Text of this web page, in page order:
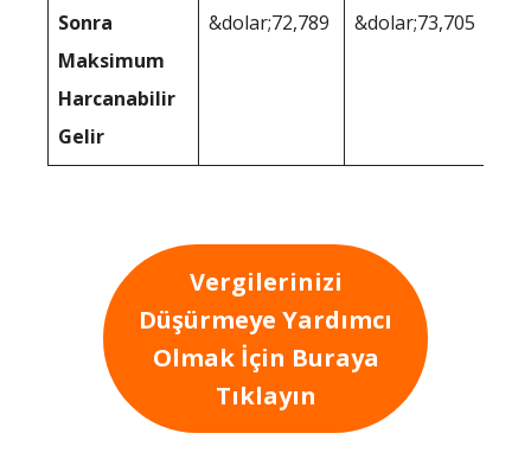
Sonra
Maksimum
Harcanabilir
Gelir
&dolar;72,789 &dolar;73,705
Vergilerinizi
Düşürmeye Yardımcı
Olmak İçin Buraya
Tıklayın